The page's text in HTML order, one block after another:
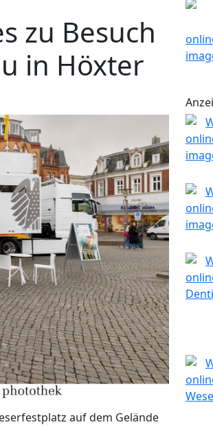
zu Besuch
in Höxter
auf dem Gelände